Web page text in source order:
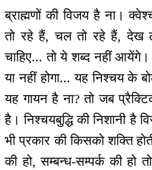
ब्राह्मणों की विजय है ना।
तो रहे हैं, चल तो रहे हैं, देख
चाहिए... तो ये शब्द नहीं आयेंगे।
या नहीं होगा... यह निश्चय के
यह गायन है ना? तो जब
है। निश्चयबुद्धि की निशानी है
भी प्रकार की किसको शक्ति
की हो, सम्बन्ध-सम्पर्क की हो